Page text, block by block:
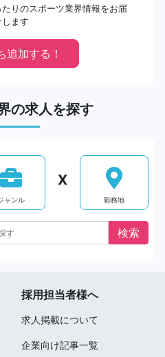
りのスポーツ業界情報をお届
します
追加する！
の求人を探す
ャンル
X
勤務地
採用担当者様へ
求人掲載について
企業向け記事一覧